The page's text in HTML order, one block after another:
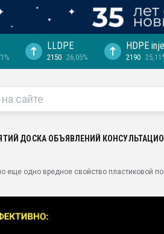
LLDPE
2150 26,05%
HDPE
2190
ДОСКА ОБЪЯВЛЕНИЙ
еще одно вредное свойство пластиковой